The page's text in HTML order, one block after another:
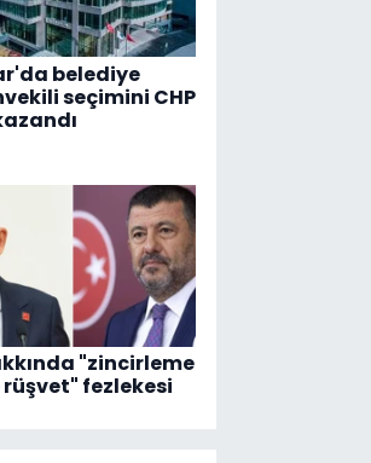
belediye
seçimini CHP
"zincirleme
fezlekesi